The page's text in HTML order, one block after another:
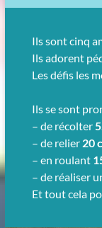
Ils sont cinq
Ils adorent
Les défis les
Ils se sont
– de récolter
– de relier 20
– en roulant
– de réaliser
Et tout cela